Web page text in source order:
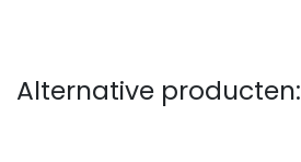
Alternative producten: